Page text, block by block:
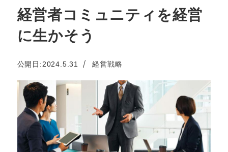
経営者コミュニティを経営
に生かそう
公開日:
投稿日
2024.5.31 カテゴリー
経営戦略